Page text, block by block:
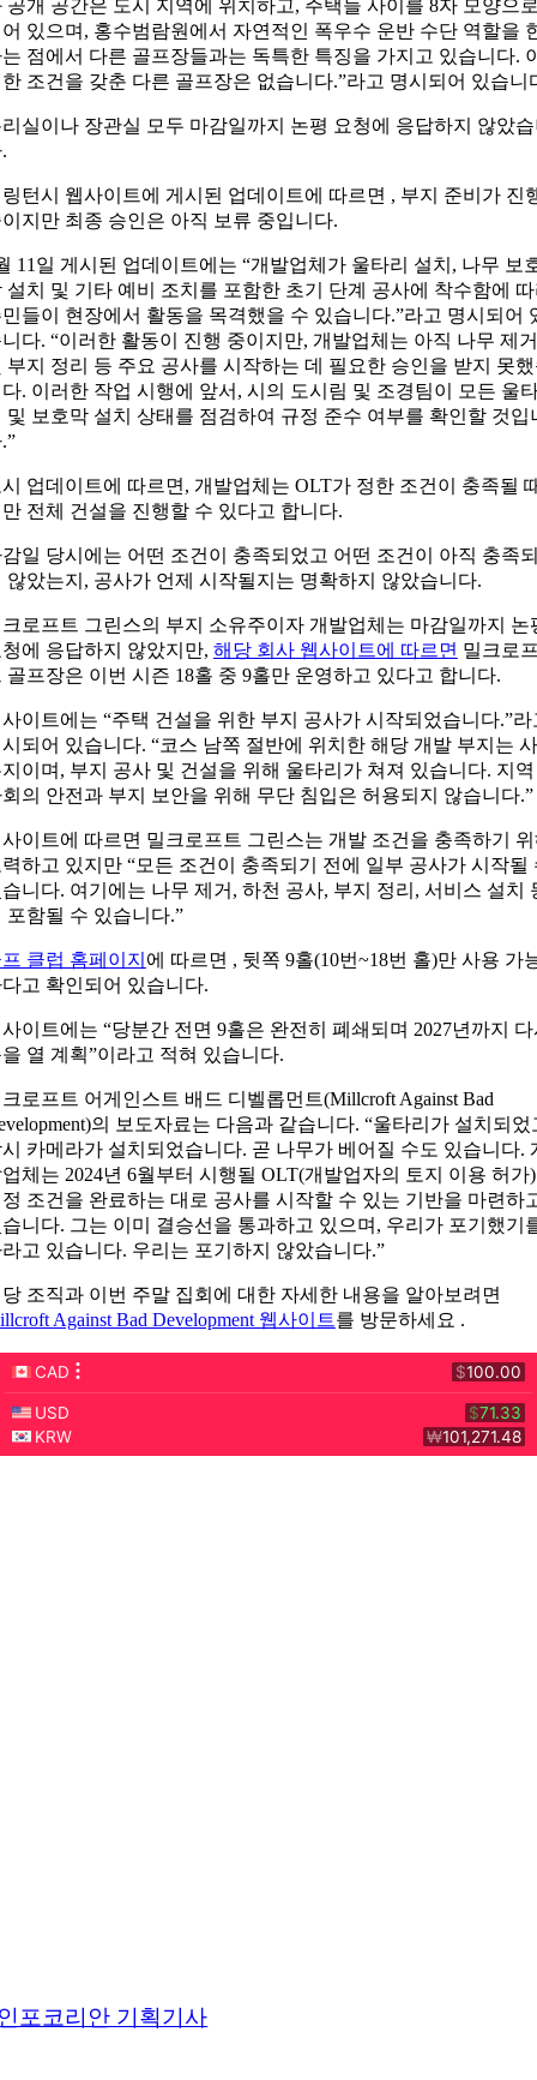
공개 공간은 도시 지역에 위치하고, 주택들 사이를 8자 모양으
있으며, 홍수범람원에서 자연적인 폭우수 운반 수단 역할을
점에서 다른 골프장들과는 독특한 특징을 가지고 있습니다.
조건을 갖춘 다른 골프장은 없습니다.”라고 명시되어 있습니
실이나 장관실 모두 마감일까지 논평 요청에 응답하지 않았
턴시 웹사이트에 게시된 업데이트에 따르면 , 부지 준비가 진
지만 최종 승인은 아직 보류 중입니다.
11일 게시된 업데이트에는 “개발업체가 울타리 설치, 나무 보
설치 및 기타 예비 조치를 포함한 초기 단계 공사에 착수함에
들이 현장에서 활동을 목격했을 수 있습니다.”라고 명시되어
다. “이러한 활동이 진행 중이지만, 개발업체는 아직 나무 제거
부지 정리 등 주요 공사를 시작하는 데 필요한 승인을 받지 못
. 이러한 작업 시행에 앞서, 시의 도시림 및 조경팀이 모든 울
및 보호막 설치 상태를 점검하여 규정 준수 여부를 확인할 것입
업데이트에 따르면, 개발업체는 OLT가 정한 조건이 충족될
전체 건설을 진행할 수 있다고 합니다.
일 당시에는 어떤 조건이 충족되었고 어떤 조건이 아직 충족
않았는지, 공사가 언제 시작될지는 명확하지 않았습니다.
로프트 그린스의 부지 소유주이자 개발업체는 마감일까지 논
에 응답하지 않았지만, 해당 회사 웹사이트에 따르면 밀크로
골프장은 이번 시즌 18홀 중 9홀만 운영하고 있다고 합니다.
이트에는 “주택 건설을 위한 부지 공사가 시작되었습니다.”라
되어 있습니다. “코스 남쪽 절반에 위치한 해당 개발 부지는 사
이며, 부지 공사 및 건설을 위해 울타리가 쳐져 있습니다. 지역
의 안전과 부지 보안을 위해 무단 침입은 허용되지 않습니다.”
이트에 따르면 밀크로프트 그린스는 개발 조건을 충족하기
하고 있지만 “모든 조건이 충족되기 전에 일부 공사가 시작될
니다. 여기에는 나무 제거, 하천 공사, 부지 정리, 서비스 설치
포함될 수 있습니다.”
클럽 홈페이지 에 따르면 , 뒷쪽 9홀(10번~18번 홀)만 사용 가
고 확인되어 있습니다.
이트에는 “당분간 전면 9홀은 완전히 폐쇄되며 2027년까지 다
열 계획”이라고 적혀 있습니다.
로프트 어게인스트 배드 디벨롭먼트(Millcroft Against Bad
의 보도자료는 다음과 같습니다. “울타리가 설치되었
카메라가 설치되었습니다. 곧 나무가 베어질 수도 있습니다.
체는 2024년 6월부터 시행될 OLT(개발업자의 토지 이용 허가)
조건을 완료하는 대로 공사를 시작할 수 있는 기반을 마련하
니다. 그는 이미 결승선을 통과하고 있으며, 우리가 포기했기
고 있습니다. 우리는 포기하지 않았습니다.”
조직과 이번 주말 집회에 대한 자세한 내용을 알아보려면
Against Bad Development 웹사이트를 방문하세요 .
포코리안 기획기사